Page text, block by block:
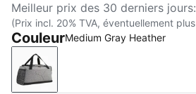
Meilleur prix des 30 derniers jours:
(Prix incl. 20% TVA, éventuellement plus
CouleurMedium Gray Heather
Medium Gray Heather